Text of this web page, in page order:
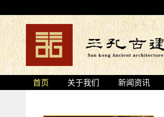
首页 关于我们 新闻资讯